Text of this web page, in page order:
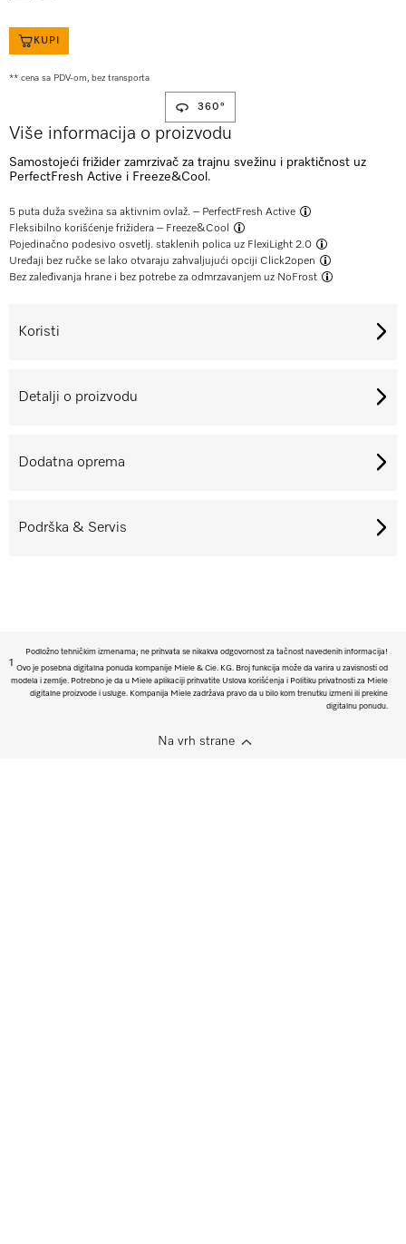
360°
KUPI
** cena sa PDV-om, bez transporta
Više informacija o proizvodu
Samostojeći frižider zamrzivač za trajnu svežinu i praktičnost uz
PerfectFresh Active i Freeze&Cool.
5 puta duža svežina sa aktivnim ovlaž. – PerfectFresh Active
Fleksibilno korišćenje frižidera – Freeze&Cool
Pojedinačno podesivo osvetlj. staklenih polica uz FlexiLight 2.0
Uređaji bez ručke se lako otvaraju zahvaljujući opciji Click2open
Bez zaleđivanja hrane i bez potrebe za odmrzavanjem uz NoFrost
Koristi
Detalji o proizvodu
Dodatna oprema
Podrška & Servis
Podložno tehničkim izmenama; ne prihvata se nikakva odgovornost za tačnost navedenih informacija!
1
Ovo je posebna digitalna ponuda kompanije Miele & Cie. KG. Broj funkcija može da varira u zavisnosti od
modela i zemlje. Potrebno je da u Miele aplikaciji prihvatite Uslova korišćenja i Politiku privatnosti za Miele
digitalne proizvode i usluge. Kompanija Miele zadržava pravo da u bilo kom trenutku izmeni ili prekine
digitalnu ponudu.
Na vrh strane